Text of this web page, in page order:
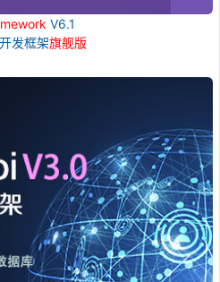
V6.1
发框架旗舰版